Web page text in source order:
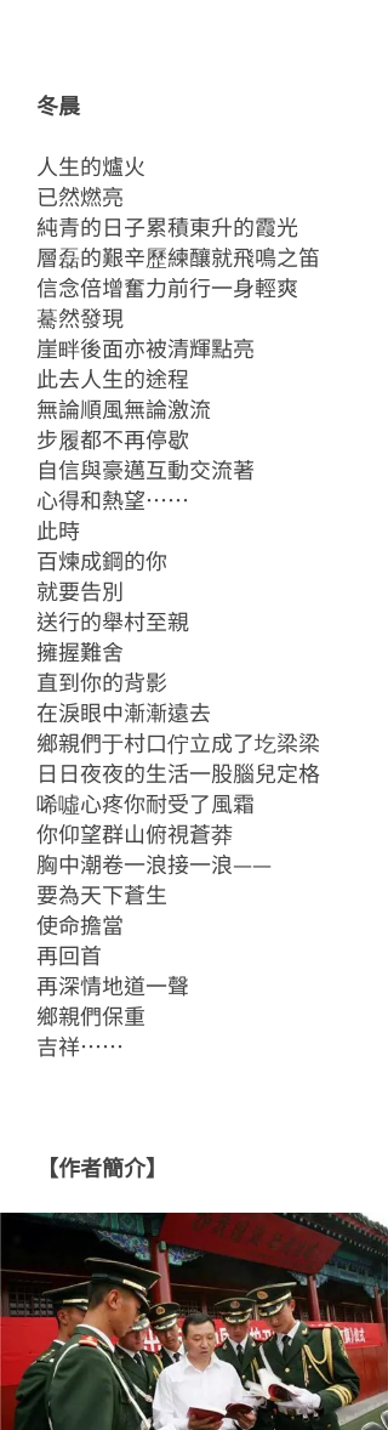
冬晨
人生的爐火
已然燃亮
純青的日子累積東升的霞光
層磊的艱辛歷練釀就飛鳴之笛
信念倍增奮力前行一身輕爽
驀然發現
崖畔後面亦被清輝點亮
此去人生的途程
無論順風無論激流
步履都不再停歇
自信與豪邁互動交流著
心得和熱望……
此時
百煉成鋼的你
就要告別
送行的舉村至親
擁握難舍
直到你的背影
在淚眼中漸漸遠去
鄉親們于村口佇立成了圪梁梁
日日夜夜的生活一股腦兒定格
唏噓心疼你耐受了風霜
你仰望群山俯視蒼莽
胸中潮卷一浪接一浪——
要為天下蒼生
使命擔當
再回首
再深情地道一聲
鄉親們保重
吉祥……
【作者簡介】